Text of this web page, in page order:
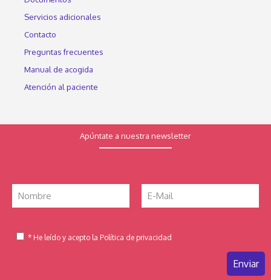
Servicios adicionales
Contacto
Preguntas frecuentes
Manual de acogida
Atención al paciente
Apúntate a nuestra newsletter
* He leído y acepto la Política de privacidad